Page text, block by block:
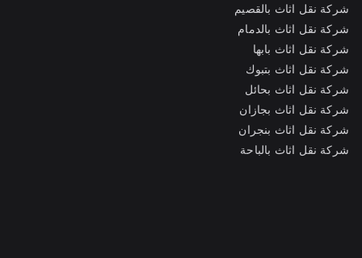
شركة نقل اثاث بالقصيم
شركة نقل اثاث بالدمام
شركة نقل اثاث بابها
شركة نقل اثاث بتبوك
شركة نقل اثاث بحائل
شركة نقل اثاث بجازان
شركة نقل اثاث بنجران
شركة نقل اثاث بالباحة